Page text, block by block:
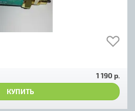
1 190 р.
КУПИТЬ